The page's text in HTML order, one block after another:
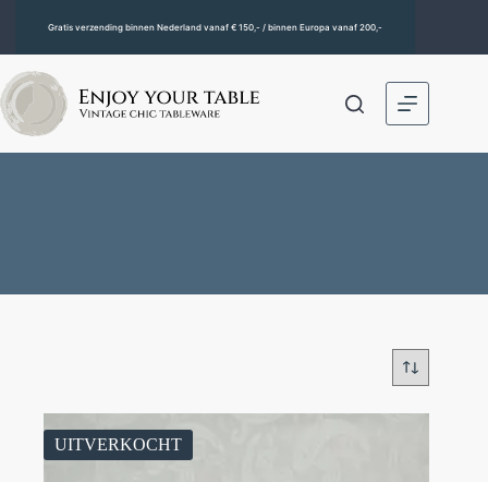
Gratis verzending binnen Nederland vanaf € 150,- / binnen Europa vanaf 200,-
UITVERKOCHT